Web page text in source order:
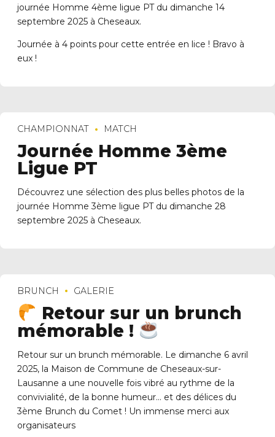
journée Homme 4ème ligue PT du dimanche 14
septembre 2025 à Cheseaux.
Journée à 4 points pour cette entrée en lice ! Bravo à
eux !
CHAMPIONNAT MATCH
Journée Homme 3ème
Ligue PT
Découvrez une sélection des plus belles photos de la
journée Homme 3ème ligue PT du dimanche 28
septembre 2025 à Cheseaux.
BRUNCH GALERIE
Retour sur un brunch
mémorable !
Retour sur un brunch mémorable. Le dimanche 6 avril
2025, la Maison de Commune de Cheseaux-sur-
Lausanne a une nouvelle fois vibré au rythme de la
convivialité, de la bonne humeur… et des délices du
3ème Brunch du Comet ! Un immense merci aux
organisateurs